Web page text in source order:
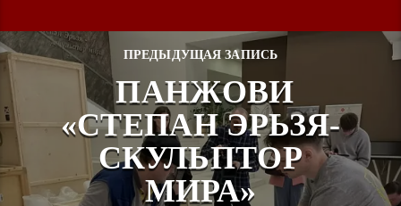
ПРЕДЫДУЩАЯ ЗАПИСЬ
ПАНЖОВИ
«СТЕПАН ЭРЬЗЯ-
СКУЛЬПТОР
МИРА»